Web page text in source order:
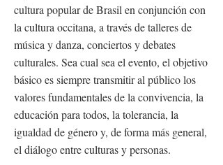
cultura popular de Brasil en conjunción con
la cultura occitana, a través de talleres de
música y danza, conciertos y debates
culturales. Sea cual sea el evento, el objetivo
básico es siempre transmitir al público los
valores fundamentales de la convivencia, la
educación para todos, la tolerancia, la
igualdad de género y, de forma más general,
el diálogo entre culturas y personas.